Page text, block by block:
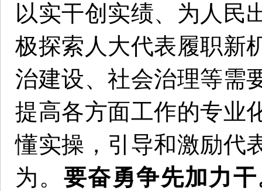
以实干创实绩、为人民
极探索人大代表履职新
治建设、社会治理等需
提高各方面工作的专业
懂实操，引导和激励代
为。 要奋勇争先加力